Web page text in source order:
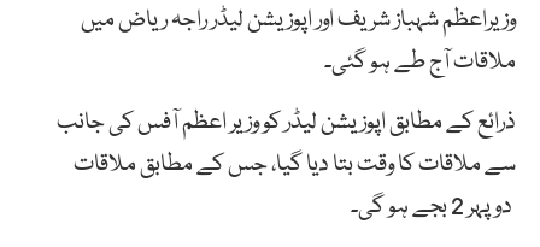
وزیراعظم شہباز شریف اور اپوزیشن لیڈر راجہ ریاض میں
ملاقات آج طے ہو گئی۔
ذرائع کے مطابق اپوزیشن لیڈر کو وزیر اعظم آفس کی جانب
سے ملاقات کا وقت بتا دیا گیا، جس کے مطابق ملاقات
دوپہر 2 بجے ہو گی۔